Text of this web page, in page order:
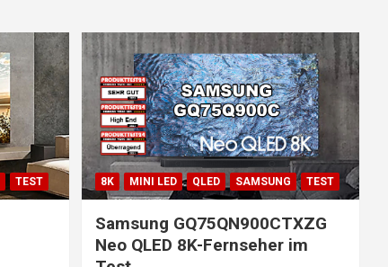
TEST 8K MINI LED QLED SAMSUNG TEST
Samsung GQ75QN900CTXZG
Neo QLED 8K-Fernseher im